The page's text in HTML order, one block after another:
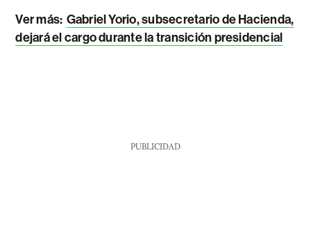
Ver más: Gabriel Yorio, subsecretario de Hacienda,
dejará el cargo durante la transición presidencial
PUBLICIDAD